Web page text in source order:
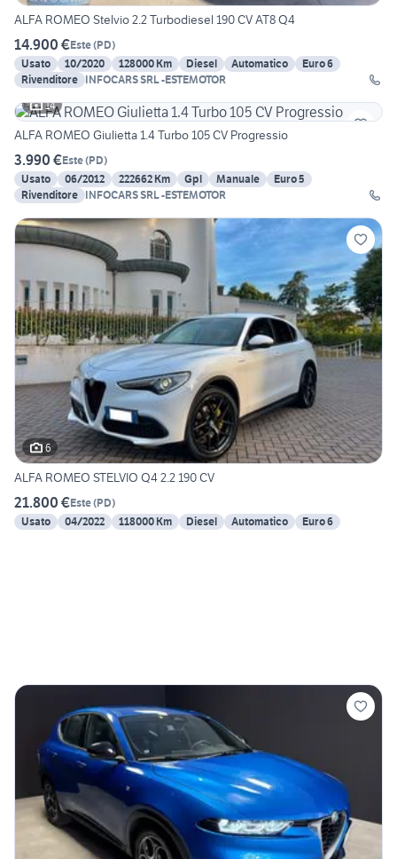
ALFA ROMEO Stelvio 2.2 Turbodiesel 190 CV AT8 Q4
14.900 €Este(PD)
Usato
10/2020 128000 Km Diesel Automatico
Euro 6
Rivenditore INFOCARS SRL -ESTEMOTOR
14
ALFA ROMEO Giulietta 1.4 Turbo 105 CV Progressio
3.990 €Este(PD)
Usato
06/2012 222662 Km Gpl Manuale
Euro 5
Rivenditore INFOCARS SRL -ESTEMOTOR
6
ALFA ROMEO STELVIO Q4 2.2 190 CV
21.800 €Este(PD)
Usato
04/2022 118000 Km Diesel Automatico Euro 6